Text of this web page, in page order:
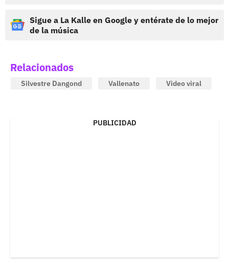
Sigue a La Kalle en Google y entérate de lo mejor
de la música
Relacionados
Silvestre Dangond Vallenato Video viral
PUBLICIDAD